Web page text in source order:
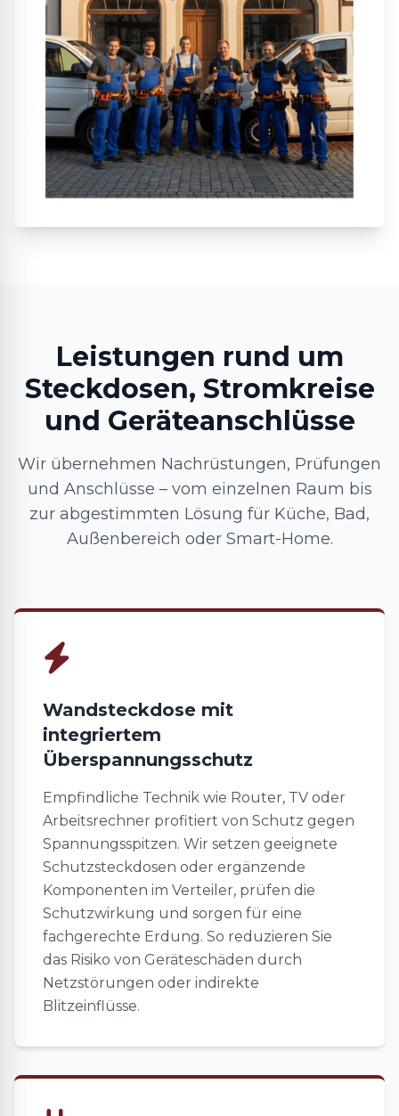
Leistungen rund um
Steckdosen, Stromkreise
und Geräteanschlüsse
Wir übernehmen Nachrüstungen, Prüfungen
und Anschlüsse – vom einzelnen Raum bis
zur abgestimmten Lösung für Küche, Bad,
Außenbereich oder Smart-Home.
Wandsteckdose mit
integriertem
Überspannungsschutz
Empfindliche Technik wie Router, TV oder
Arbeitsrechner profitiert von Schutz gegen
Spannungsspitzen. Wir setzen geeignete
Schutzsteckdosen oder ergänzende
Komponenten im Verteiler, prüfen die
Schutzwirkung und sorgen für eine
fachgerechte Erdung. So reduzieren Sie
das Risiko von Geräteschäden durch
Netzstörungen oder indirekte
Blitzeinflüsse.